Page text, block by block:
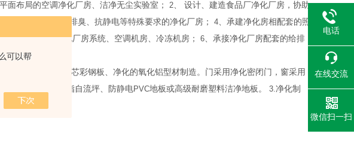
可以帮
面布局的空调净化厂房、洁净无尘实验室； 2、
设计、建造食品厂净化厂房，协助
高效灭菌、排毒排臭、抗静电等特殊要求的净化厂房； 4、承建净化房相配套的照
承建恒温恒湿净化厂房系统、空调机房、冷冻机房； 6、承接净化厂房配套的给排
试、协助检测。
采用
厚的夹芯彩钢板、净化的氧化铝型材制造。门采用净化密闭门，窗采用
地面采用环氧树脂自流坪、防静电PVC地板或高级耐磨塑料洁净地板。 3.净化制
电话
在线交流
微信扫一扫